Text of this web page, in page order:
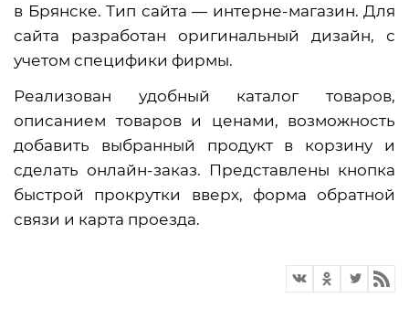
в Брянске. Тип сайта — интерне-магазин. Для
сайта разработан оригинальный дизайн, с
учетом специфики фирмы.
Реализован удобный каталог товаров,
описанием товаров и ценами, возможность
добавить выбранный продукт в корзину и
сделать онлайн-заказ. Представлены кнопка
быстрой прокрутки вверх, форма обратной
связи и карта проезда.